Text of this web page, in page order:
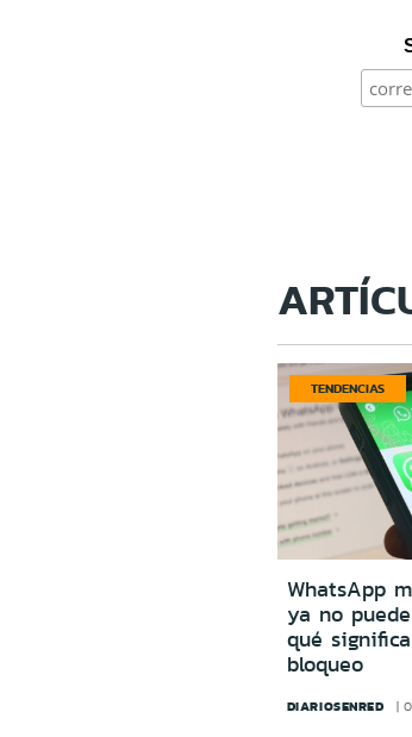
TENDENCIAS
WhatsApp
ya no
qué
bloqueo
DIARIOSENRED